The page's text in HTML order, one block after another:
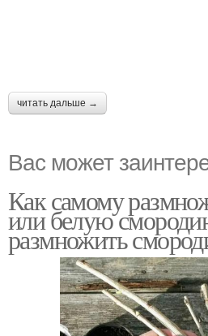
читать дальше →
Вас может
Как самому
или белую
размножить